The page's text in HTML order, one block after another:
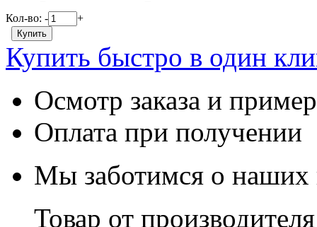
Кол-во: - +
Купить быстро в один
Осмотр заказа и
Оплата при получении
Мы заботимся о наших
Товар от